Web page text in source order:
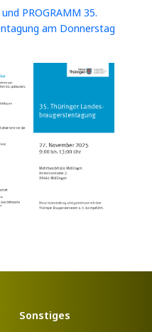
PROGRAMM 35.
am Donnerstag
Sonstiges